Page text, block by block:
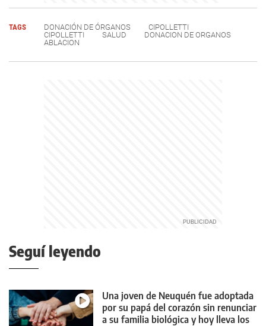
TAGS DONACIÓN DE ÓRGANOS
CIPOLLETTI
CIPOLLETTI
SALUD
DONACION DE ORGANOS
ABLACION
Seguí leyendo
Una joven de Neuquén fue adoptada
por su papá del corazón sin renunciar
a su familia biológica y hoy lleva los